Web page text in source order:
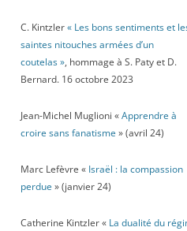
C. Kintzler« Les bons sentiments et
saintes nitouches armées d’un
coutelas », hommage à S. Paty et D.
Bernard. 16 octobre 2023
Jean-Michel Muglioni «Apprendre à
croire sans fanatisme » (avril 24)
Marc Lefèvre « Israël : la compassion
perdue » (janvier 24)
Catherine Kintzler « La dualité du